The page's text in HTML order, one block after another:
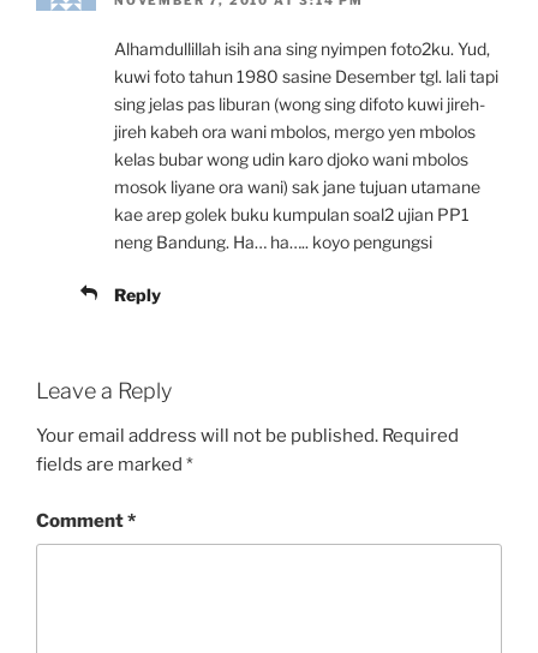
Alhamdullillah isih ana sing nyimpen foto2ku. Yud,
kuwi foto tahun 1980 sasine Desember tgl. lali tapi
sing jelas pas liburan (wong sing difoto kuwi jireh-
jireh kabeh ora wani mbolos, mergo yen mbolos
kelas bubar wong udin karo djoko wani mbolos
mosok liyane ora wani) sak jane tujuan utamane
kae arep golek buku kumpulan soal2 ujian PP1
neng Bandung. Ha… ha….. koyo pengungsi
Reply
Leave a Reply
Your email address will not be published. Required
fields are marked *
Comment*